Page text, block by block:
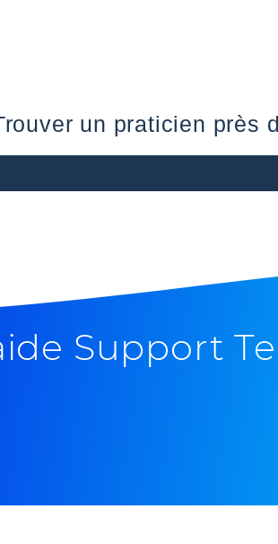
un praticien près
Support